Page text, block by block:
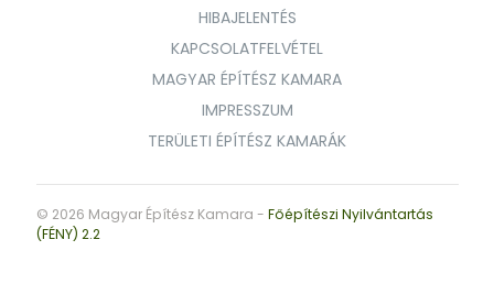
HIBAJELENTÉS
KAPCSOLATFELVÉTEL
MAGYAR ÉPÍTÉSZ KAMARA
IMPRESSZUM
TERÜLETI ÉPÍTÉSZ KAMARÁK
© 2026 Magyar Építész Kamara - Főépítészi Nyilvántartás
(FÉNY) 2.2